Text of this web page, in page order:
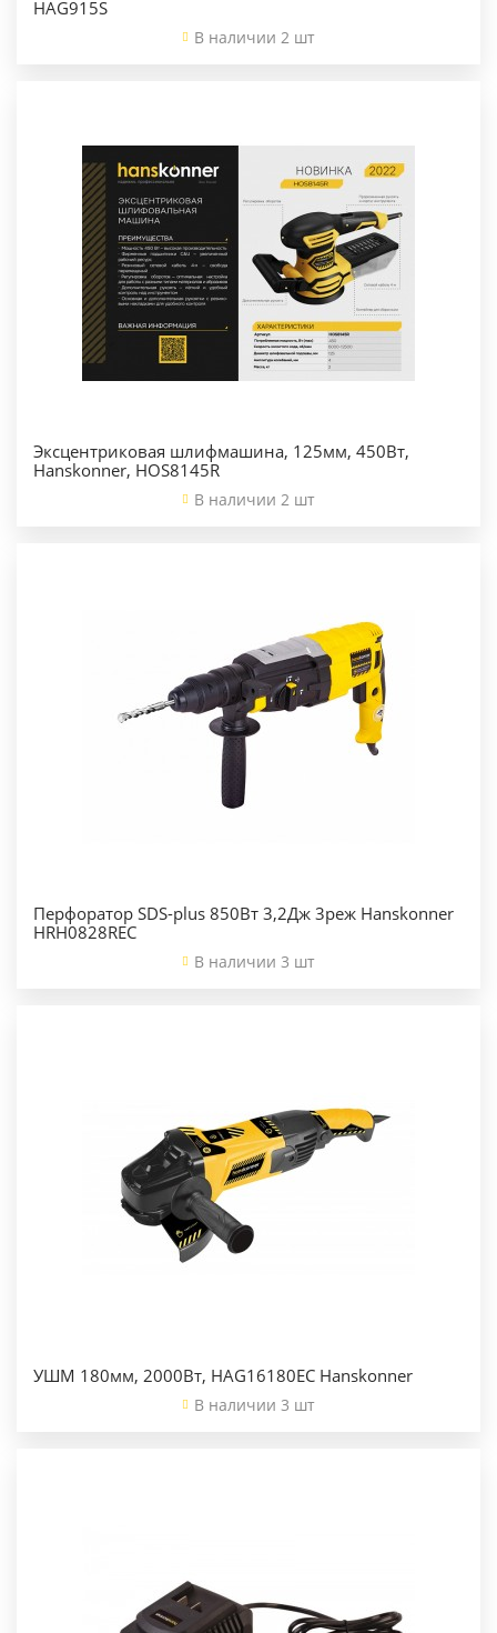
HAG915S
В наличии 2 шт
Эксцентриковая шлифмашина, 125мм, 450Вт,
Hanskonner, HOS8145R
В наличии 2 шт
Перфоратор SDS-plus 850Вт 3,2Дж 3реж Hanskonner
HRH0828REC
В наличии 3 шт
УШМ 180мм, 2000Вт, HAG16180EC Hanskonner
В наличии 3 шт